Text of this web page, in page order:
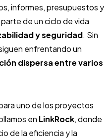
informes, presupuestos y
de un ciclo de vida
y seguridad. Sin
enfrentando un
dispersa entre varios
uno de los proyectos
en LinkRock, donde
de la eficiencia y la